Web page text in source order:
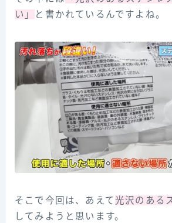
い」
と書かれているんですよね。
そこで今回は、あえて光沢のある
してみようと思います。